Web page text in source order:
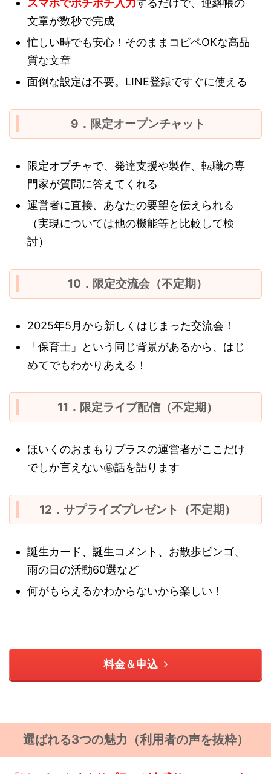
文章が数秒で完成
忙しい時でも安心！そのままコピペOKな高品
質な文章
面倒な設定は不要。LINE登録ですぐに使える
9．限定オープンチャット
限定オプチャで、発達支援や製作、転職の専
門家が質問に答えてくれる
運営者に直接、あなたの要望を伝えられる
（実現については他の機能等と比較して検
討）
10．限定交流会（不定期）
2025年5月から新しくはじまった交流会！
「保育士」という同じ背景があるから、はじ
めてでもわかりあえる！
11．限定ライブ配信（不定期）
ほいくのおまもりプラスの運営者がここだけ
でしか言えない㊙話を語ります
12．サプライズプレゼント（不定期）
誕生カード、誕生コメント、お散歩ビンゴ、
雨の日の活動60選など
何がもらえるかわからないから楽しい！
料金＆申込
選ばれる3つの魅力（利用者の声を抜粋）